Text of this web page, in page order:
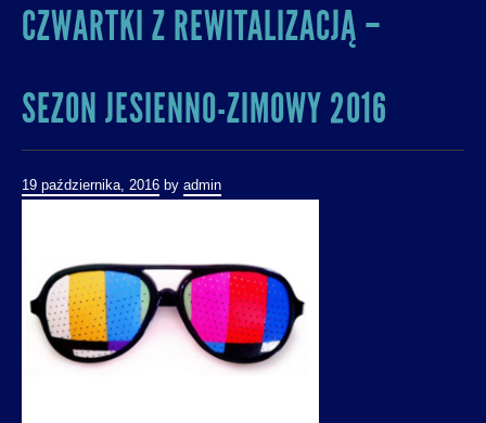
CZWARTKI Z REWITALIZACJĄ –
SEZON JESIENNO-ZIMOWY 2016
19 października, 2016 by admin